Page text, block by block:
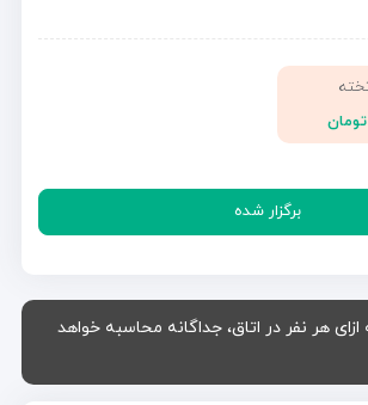
برگزار شده
ازای هر نفر در اتاق، جداگانه محاسبه خواهد